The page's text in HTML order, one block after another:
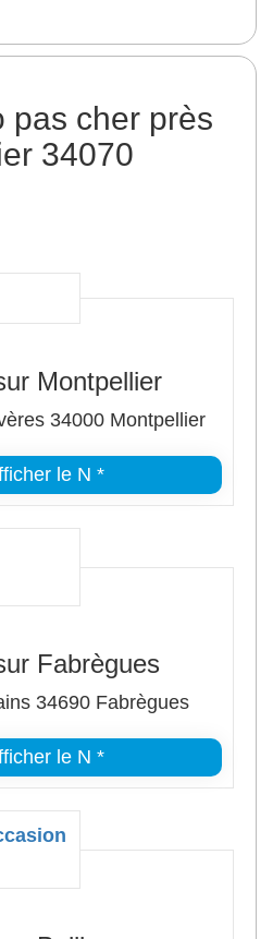
pas cher près
34070
Montpellier
34000 Montpellier
le N *
Fabrègues
34690 Fabrègues
le N *